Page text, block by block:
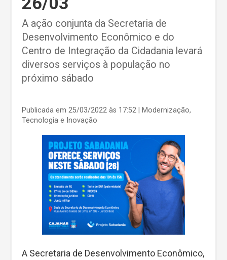
A ação conjunta da Secretaria de
Desenvolvimento Econômico e do
Centro de Integração da Cidadania levará
diversos serviços à população no
próximo sábado
Publicada em 25/03/2022 às 17:52
| Modernização,
Tecnologia e Inovação
A Secretaria de Desenvolvimento Econômico,